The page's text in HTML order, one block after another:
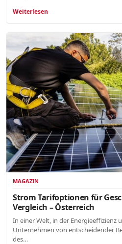
Weiterlesen
MAGAZIN
Strom Tarifoptionen für
Vergleich – Österreich
In einer Welt, in der Energieeffizienz
Unternehmen von entscheidender
des…